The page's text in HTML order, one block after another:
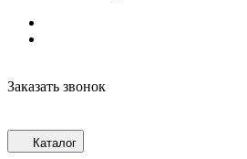
Заказать звонок
Каталог